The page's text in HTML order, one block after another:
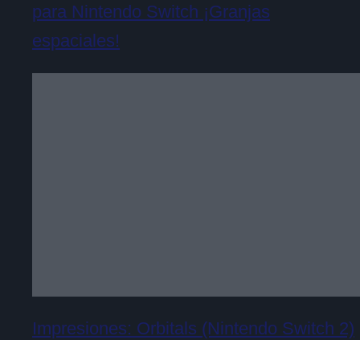
para Nintendo Switch ¡Granjas
espaciales!
Impresiones: Orbitals (Nintendo Switch 2)